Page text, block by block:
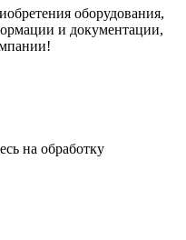
оборудования,
и документации,
на обработку